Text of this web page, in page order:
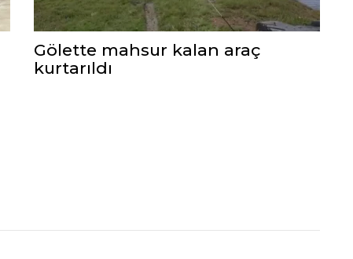
Gölette mahsur kalan araç
kurtarıldı